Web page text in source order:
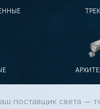
поставщик света —